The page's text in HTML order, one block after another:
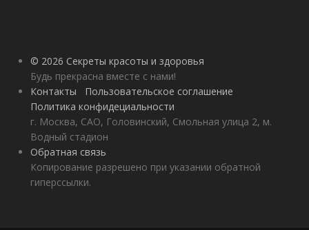
© 2026 Секреты красоты и здоровья
Будь прекрасна вместе с нами!
Контакты
Пользовательское соглашение
Политика конфидециальности
г. Москва, САО, Головинский, Смольная улица 2, м.
Водный стадион
Обратная связь
Копирование разрешено при указании обратной
гиперссылки.